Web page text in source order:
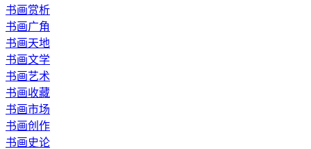
书画赏析
书画广角
书画天地
书画文学
书画艺术
书画收藏
书画市场
书画创作
书画史论